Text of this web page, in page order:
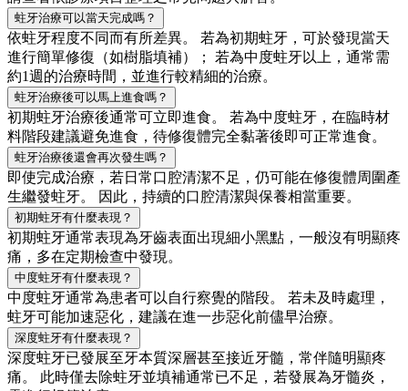
蛀牙治療可以當天完成嗎？
依蛀牙程度不同而有所差異。 若為初期蛀牙，可於發現當天
進行簡單修復（如樹脂填補）； 若為中度蛀牙以上，通常需
約1週的治療時間，並進行較精細的治療。
蛀牙治療後可以馬上進食嗎？
初期蛀牙治療後通常可立即進食。 若為中度蛀牙，在臨時材
料階段建議避免進食，待修復體完全黏著後即可正常進食。
蛀牙治療後還會再次發生嗎？
即使完成治療，若日常口腔清潔不足，仍可能在修復體周圍產
生繼發蛀牙。 因此，持續的口腔清潔與保養相當重要。
初期蛀牙有什麼表現？
初期蛀牙通常表現為牙齒表面出現細小黑點，一般沒有明顯疼
痛，多在定期檢查中發現。
中度蛀牙有什麼表現？
中度蛀牙通常為患者可以自行察覺的階段。 若未及時處理，
蛀牙可能加速惡化，建議在進一步惡化前儘早治療。
深度蛀牙有什麼表現？
深度蛀牙已發展至牙本質深層甚至接近牙髓，常伴隨明顯疼
痛。 此時僅去除蛀牙並填補通常已不足，若發展為牙髓炎，